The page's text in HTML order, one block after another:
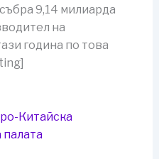
9,14 милиарда
на
година по това
Китайска